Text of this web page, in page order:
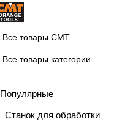
Все товары CMT
Все товары категории
Популярные
Станок для обработки